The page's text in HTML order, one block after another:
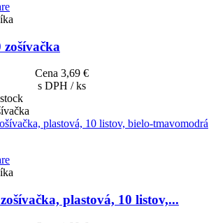
zošívačka
Cena 3,69 €
s DPH / ks
plastová, 10 listov,...